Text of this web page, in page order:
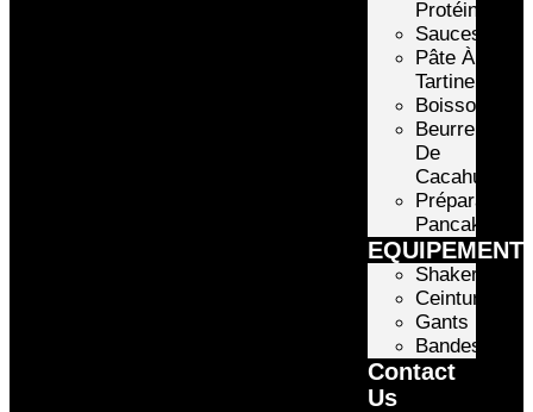
Protéinée
Sauces
Pâte À
Tartiner
Boissons
Beurre
De
Cacahuète
Préparation
Pancake
Shakers
Ceintures
Gants
Bandes
Contact
Us